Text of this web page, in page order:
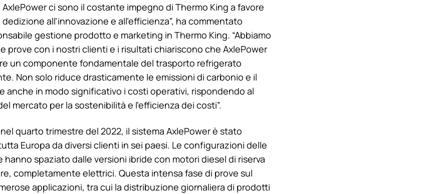
AxlePower ci sono il costante impegno di Thermo King a favore
all’innovazione e all’efficienza”, ha commentato
gestione prodotto e marketing in Thermo King. “Abbiamo
prove con i nostri clienti e i risultati chiariscono che AxlePower
un componente fondamentale del trasporto refrigerato
Non solo riduce drasticamente le emissioni di carbonio e il
anche in modo significativo i costi operativi, rispondendo al
mercato per la sostenibilità e l’efficienza dei costi”.
quarto trimestre del 2022, il sistema AxlePower è stato
Europa da diversi clienti in sei paesi. Le configurazioni delle
spaziato dalle versioni ibride con motori diesel di riserva
completamente elettrici. Questa intensa fase di prove sul
applicazioni, tra cui la distribuzione giornaliera di prodotti